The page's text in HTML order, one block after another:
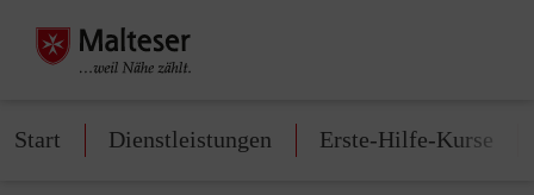
Start Dienstleistungen Erste-Hilfe-Kurse